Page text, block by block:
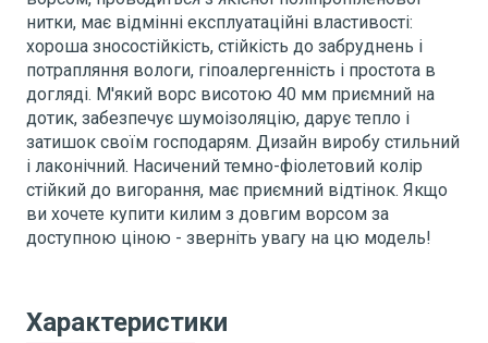
нитки, має відмінні експлуатаційні властивості:
хороша зносостійкість, стійкість до забруднень і
потрапляння вологи, гіпоалергенність і простота в
догляді. М'який ворс висотою 40 мм приємний на
дотик, забезпечує шумоізоляцію, дарує тепло і
затишок своїм господарям. Дизайн виробу стильний
і лаконічний. Насичений темно-фіолетовий колір
стійкий до вигорання, має приємний відтінок. Якщо
ви хочете купити килим з довгим ворсом за
доступною ціною - зверніть увагу на цю модель!
Характеристики